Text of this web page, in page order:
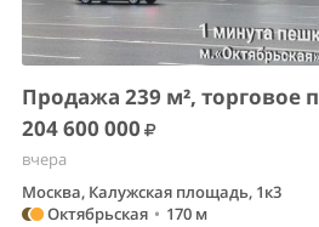
Продажа 239 м², торговое
204 600 000
вчера
Москва, Калужская площадь, 1к3
Октябрьская • 170 м